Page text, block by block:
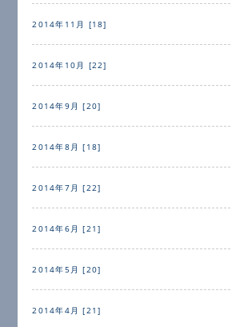
2014年11月 [18]
2014年10月 [22]
2014年9月 [20]
2014年8月 [18]
2014年7月 [22]
2014年6月 [21]
2014年5月 [20]
2014年4月 [21]